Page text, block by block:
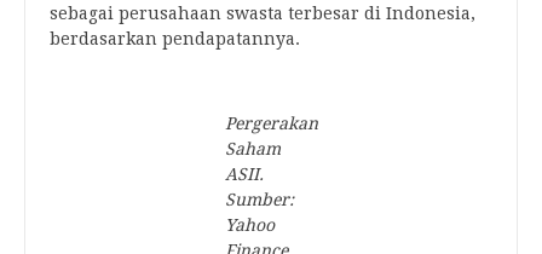
sebagai perusahaan swasta terbesar di Indonesia,
berdasarkan pendapatannya.
Pergerakan
Saham
ASII.
Sumber:
Yahoo